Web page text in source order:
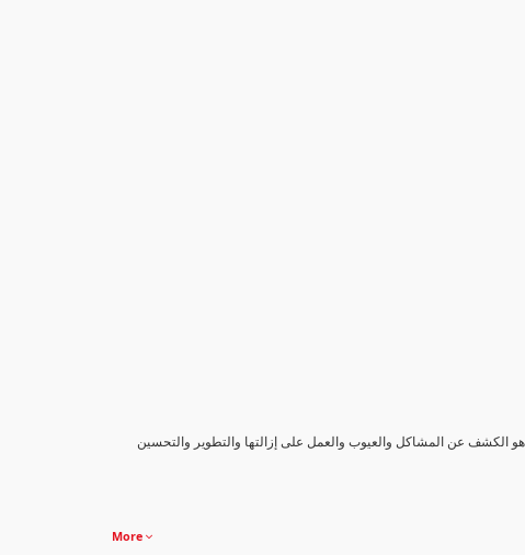
الكشف عن المشاكل والعيوب والعمل على إزالتها والتطوير والتحسين
More